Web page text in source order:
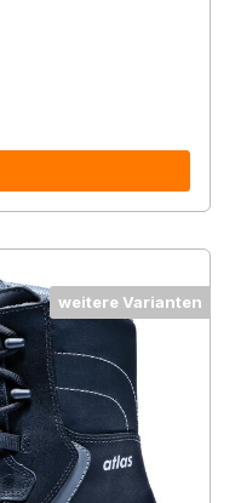
weitere Varianten